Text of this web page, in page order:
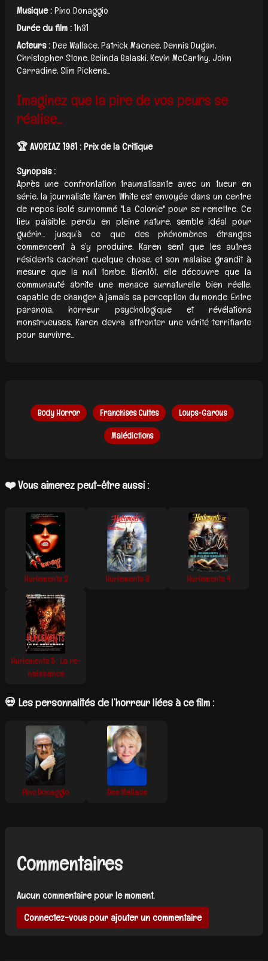
Musique :Pino Donaggio
Durée du film :1h31
Acteurs :Dee Wallace, Patrick Macnee, Dennis Dugan,
Christopher Stone, Belinda Balaski, Kevin McCarthy, John
Carradine, Slim Pickens...
Imaginez que la pire de vos peurs se
réalise...
🏆 AVORIAZ 1981 : Prix de la Critique
Synopsis :
Après une confrontation traumatisante avec un tueur en
série, la journaliste Karen White est envoyée dans un centre
de repos isolé surnommé "La Colonie" pour se remettre. Ce
lieu paisible, perdu en pleine nature, semble idéal pour
guérir… jusqu’à ce que des phénomènes étranges
commencent à s’y produire. Karen sent que les autres
résidents cachent quelque chose, et son malaise grandit à
mesure que la nuit tombe. Bientôt, elle découvre que la
communauté abrite une menace surnaturelle bien réelle,
capable de changer à jamais sa perception du monde. Entre
paranoïa, horreur psychologique et révélations
monstrueuses, Karen devra affronter une vérité terrifiante
pour survivre...
Body Horror Franchises Cultes Loups-Garous
Malédictions
❤️ Vous aimerez peut-être aussi :
Hurlements 2 Hurlements 3 Hurlements 4
Hurlements 5 : La re-
naissance
💀 Les personnalités de l’horreur liées à ce film :
Pino Donaggio Dee Wallace
Commentaires
Aucun commentaire pour le moment.
Connectez-vous pour ajouter un commentaire